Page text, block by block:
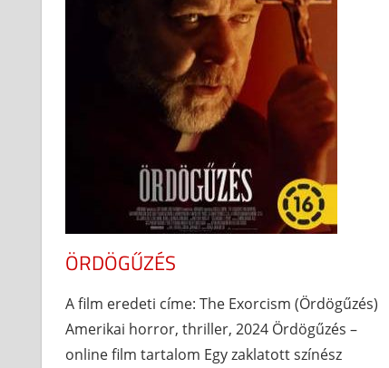
ÖRDÖGŰZÉS
A film eredeti címe: The Exorcism (Ördögűzés)
Amerikai horror, thriller, 2024 Ördögűzés –
online film tartalom Egy zaklatott színész